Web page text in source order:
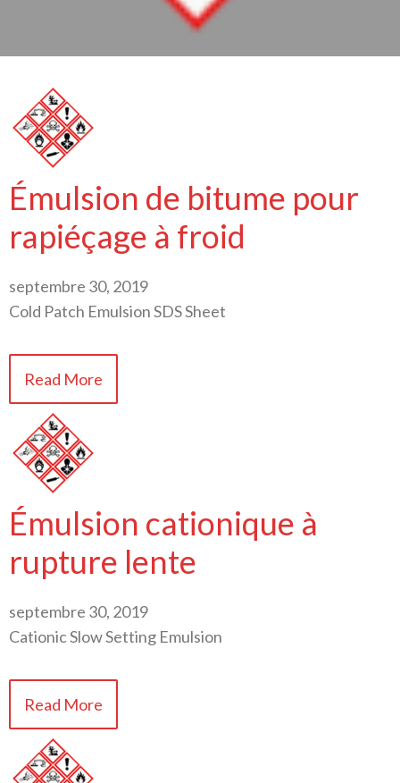
Émulsion de bitume pour
rapiéçage à froid
septembre 30, 2019
Cold Patch Emulsion SDS Sheet
Read More
Émulsion cationique à
rupture lente
septembre 30, 2019
Cationic Slow Setting Emulsion
Read More